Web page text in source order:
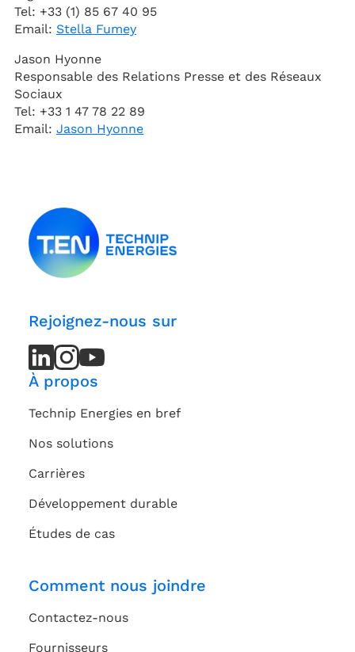
Tel: +33 (1) 85 67 40 95
Email: Stella Fumey
Jason Hyonne
Responsable des Relations Presse et des Réseaux
Sociaux
Tel: +33 1 47 78 22 89
Email: Jason Hyonne
Rejoignez-nous sur
LinkedIn
LinkedIn
Instagram
Instagram
Youtube
Channel
À propos
Technip Energies en bref
Nos solutions
Carrières
Développement durable
Études de cas
Comment nous joindre
Contactez-nous
Fournisseurs